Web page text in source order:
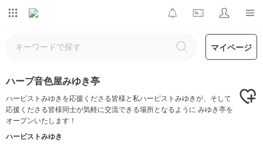
マイページ
ハープ音色屋みゆき亭
ハーピストみゆきを応援くださる皆様と私ハーピストみゆきが、そして
応援くださる皆様同士が気軽に交流できる場所となるように みゆき亭を
オープンいたします！
ハーピストみゆき